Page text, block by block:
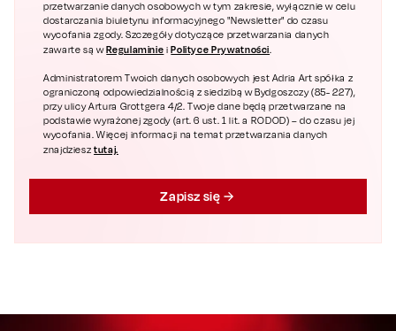
przetwarzanie danych osobowych w tym zakresie, wyłącznie w celu
dostarczania biuletynu informacyjnego "Newsletter" do czasu
wycofania zgody. Szczegóły dotyczące przetwarzania danych
zawarte są wRegulaminie i Polityce Prywatności.
Administratorem Twoich danych osobowych jest Adria Art spółka z
ograniczoną odpowiedzialnością z siedzibą w Bydgoszczy (85- 227),
przy ulicy Artura Grottgera 4/2. Twoje dane będą przetwarzane na
podstawie wyrażonej zgody (art. 6 ust. 1 lit. a RODOD) – do czasu jej
wycofania. Więcej informacji na temat przetwarzania danych
znajdziesztutaj.
Zapisz się